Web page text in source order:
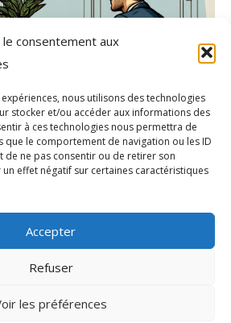
consentement aux
nous utilisons des technologies
stocker et/ou accéder aux informations des
à ces technologies nous permettra de
que le comportement de navigation ou les ID
de ne pas consentir ou de retirer son
effet négatif sur certaines caractéristiques
Accepter
Refuser
les préférences